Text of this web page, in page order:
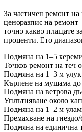
За частичен ремонт на
ценоразпис на ремонт
точно какво плащате
проценти. Ето
Подмяна на 1–5
Точков ремонт на теч
Подмяна на 1–3 м улук
Кърпене на мушама до
Подмяна на ветрова
Уплътняване около
Подмяна на 1–2 м
Премахване на
Подмяна на единична